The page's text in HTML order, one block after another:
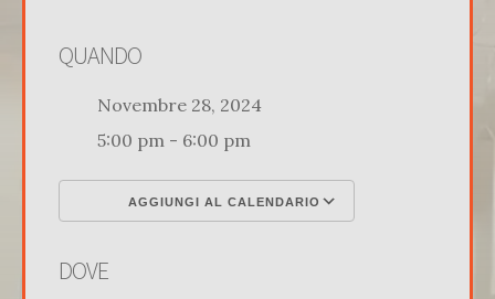
QUANDO
Novembre 28, 2024
5:00 pm - 6:00 pm
AGGIUNGI AL CALENDARIO
DOVE